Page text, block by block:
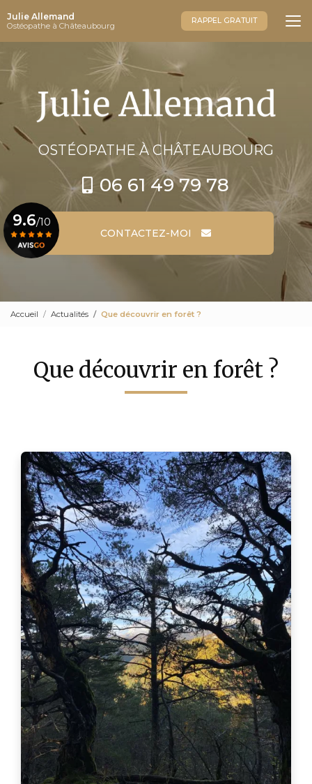
au
contenu
principal
Julie Allemand
Ostéopathe à Châteaubourg RAPPEL GRATUIT
OSTÉOPATHEÀ CHÂTEAUBOURG
06 61 49 79 78
CONTACTEZ-MOI
9.6/10
Accueil Actualités Que découvrir en forêt ?
Que découvrir en forêt ?